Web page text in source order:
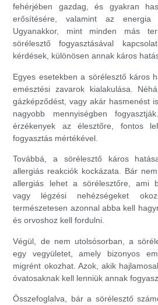
fehérjében gazdag, és gyakran
erősítésére, valamint az energia
Ugyanakkor, mint minden más
sörélesztő fogyasztásával
kérdések, különösen annak káros
Egyes esetekben a sörélesztő káros
emésztési zavarok kialakulása.
gázképződést, vagy akár hasmenést
nagyobb mennyiségben
érzékenyek az élesztőre, fontos
fogyasztás mértékével.
Továbbá, a sörélesztő káros
allergiás reakciók kockázata. Bár
allergiás lehet a sörélesztőre, ami
vagy légzési nehézségeket
természetesen azonnal abba kell
és orvoshoz kell fordulni.
Végül, de nem utolsósorban, a
egy vegyületet, amely bizonyos
migrént okozhat. Azok, akik
óvatosaknak kell lenniük annak
Összefoglalva, bár a sörélesztő